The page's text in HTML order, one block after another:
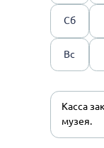
Сб
Вс
Касса
музея.